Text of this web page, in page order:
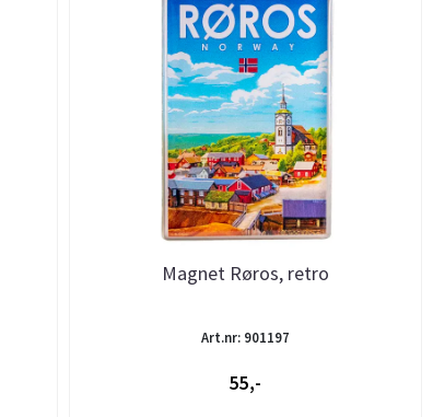
Magnet Røros, retro
Art.nr: 901197
55,-